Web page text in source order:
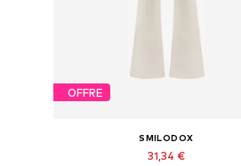
OFFRE
SMILODOX
31,34 €